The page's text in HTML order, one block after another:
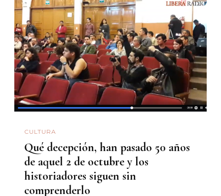
CULTURA
Qué decepción, han pasado 50 años
de aquel 2 de octubre y los
historiadores siguen sin
comprenderlo